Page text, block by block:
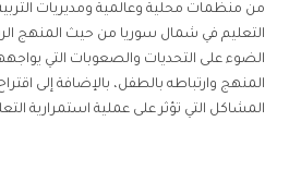
من منظمات محلية وعالمية ومديريات
التعليم في شمال سوريا من حيث المنهج
الضوء على التحديات والصعوبات التي
المنهج وارتباطه بالطفل، بالإضافة إلى
المشاكل التي تؤثر على عملية استمرارية